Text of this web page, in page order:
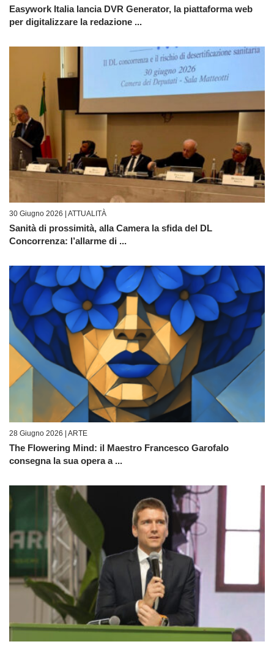
Easywork Italia lancia DVR Generator, la piattaforma web
per digitalizzare la redazione ...
30 Giugno 2026 | ATTUALITÀ
Sanità di prossimità, alla Camera la sfida del DL
Concorrenza: l’allarme di ...
28 Giugno 2026 | ARTE
The Flowering Mind: il Maestro Francesco Garofalo
consegna la sua opera a ...